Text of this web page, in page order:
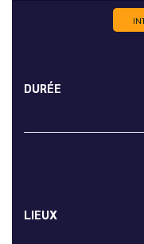
DURÉE
LIEUX